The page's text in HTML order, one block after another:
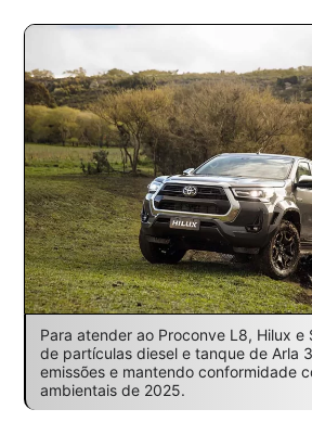
Para atender ao Proconve L8, Hilux e
de partículas diesel e tanque de Arla
emissões e mantendo conformidade
ambientais de 2025.